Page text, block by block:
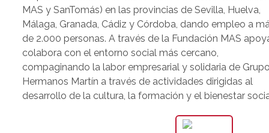
MAS y SanTomás) en las provincias de Sevilla, Huelva,
Málaga, Granada, Cádiz y Córdoba, dando empleo a
de 2.000 personas. A través de la Fundación MAS
colabora con el entorno social más cercano,
compaginando la labor empresarial y solidaria de
Hermanos Martín a través de actividades dirigidas al
desarrollo de la cultura, la formación y el bienestar